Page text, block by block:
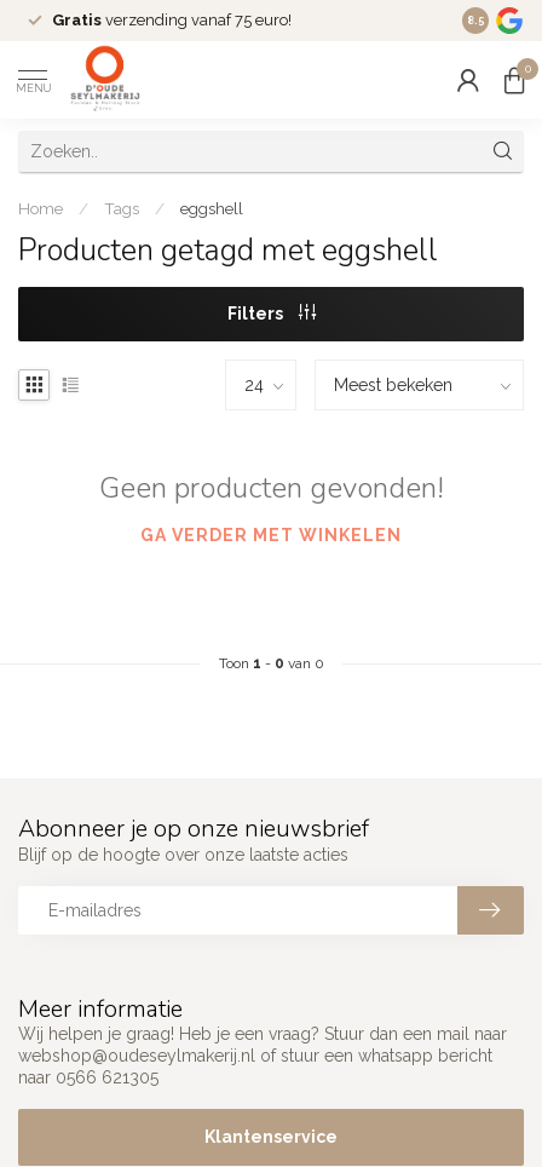
Gratis verzending vanaf 75 euro! Dé
8.5
MENU
0
Home / Tags / eggshell
Producten getagd met eggshell
Filters
Geen producten gevonden!
GA VERDER MET WINKELEN
Toon 1 - 0 van 0
Meer informatie
Wij helpen je graag! Heb je een vraag? Stuur dan een mail naar
webshop@oudeseylmakerij.nl
of stuur een whatsapp bericht
naar 0566 621305
Klantenservice
Abonneer je op onze nieuwsbrief
Blijf op de hoogte over onze laatste acties